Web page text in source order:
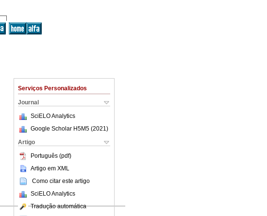
Serviços Personalizados
Journal
SciELO Analytics
Google Scholar H5M5 (2021 )
Artigo
Português (pdf)
Artigo em XML
Como citar este artigo
SciELO Analytics
Tradução automática